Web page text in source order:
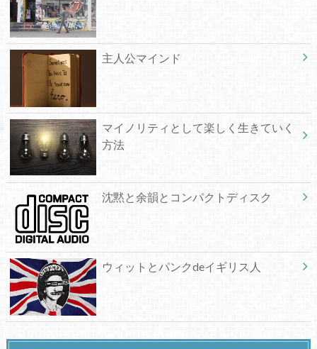
主人公マインド
マイノリティとして楽しく生きていく
方法
沈黙と余韻とコンパクトディスク
ウィットとパンクdeイギリス人